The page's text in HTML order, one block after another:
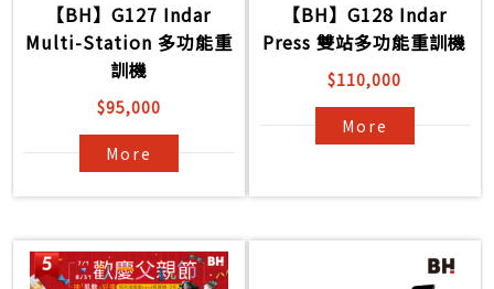
【BH】G127 Indar
Multi-Station 多功能重
訓機
$95,000
More
【BH】G128 Indar
Press 雙站多功能重訓機
$110,000
More